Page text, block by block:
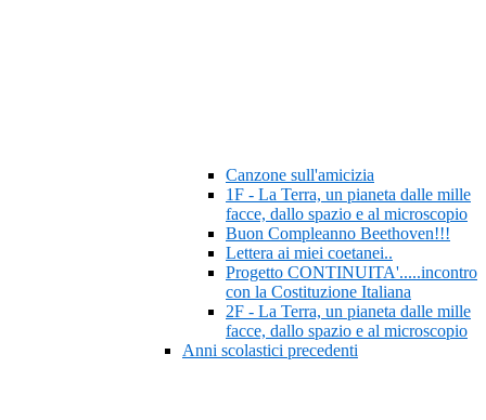
Canzone sull'amicizia
1F - La Terra, un pianeta dalle mille
facce, dallo spazio e al microscopio
Buon Compleanno Beethoven!!!
Lettera ai miei coetanei..
Progetto CONTINUITA'.....incontro
con la Costituzione Italiana
2F - La Terra, un pianeta dalle mille
facce, dallo spazio e al microscopio
Anni scolastici precedenti